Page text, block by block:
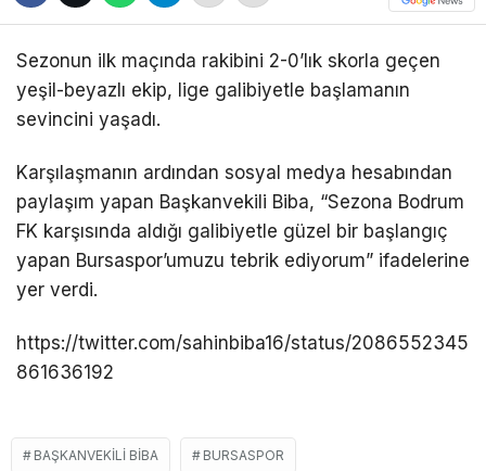
Sezonun ilk maçında rakibini 2-0’lık skorla geçen
yeşil-beyazlı ekip, lige galibiyetle başlamanın
sevincini yaşadı.
Karşılaşmanın ardından sosyal medya hesabından
paylaşım yapan Başkanvekili Biba, “Sezona Bodrum
FK karşısında aldığı galibiyetle güzel bir başlangıç
yapan Bursaspor’umuzu tebrik ediyorum” ifadelerine
yer verdi.
https://twitter.com/sahinbiba16/status/2086552345
861636192
BAŞKANVEKILI BIBA BURSASPOR